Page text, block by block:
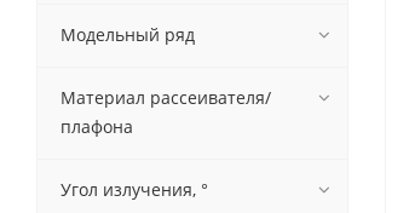
Модельный ряд
Материал рассеивателя/
плафона
Угол излучения, °